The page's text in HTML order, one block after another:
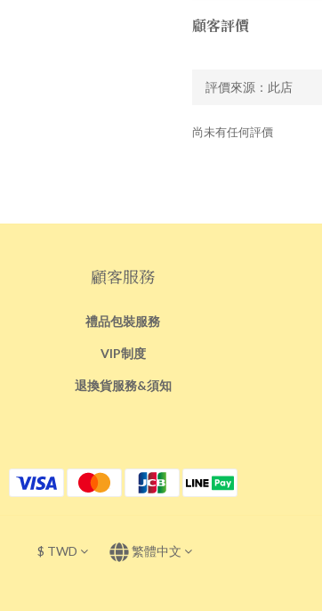
顧客評價
尚未有任何評價
顧客服務
禮品包裝服務
VIP制度
退換貨服務&須知
$ TWD 繁體中文